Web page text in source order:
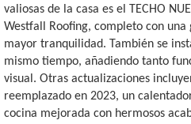
valiosas de la casa es el TECHO
Westfall Roofing, completo con
mayor tranquilidad. También se
mismo tiempo, añadiendo tanto
visual. Otras actualizaciones
reemplazado en 2023, un
cocina mejorada con hermosos